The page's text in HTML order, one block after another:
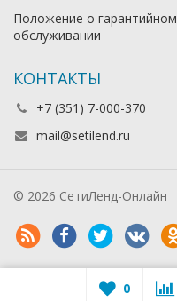
Положение о гарантийном
обслуживании
КОНТАКТЫ
+7 (351) 7-000-370
mail@setilend.ru
© 2026 СетиЛенд-Онлайн
0